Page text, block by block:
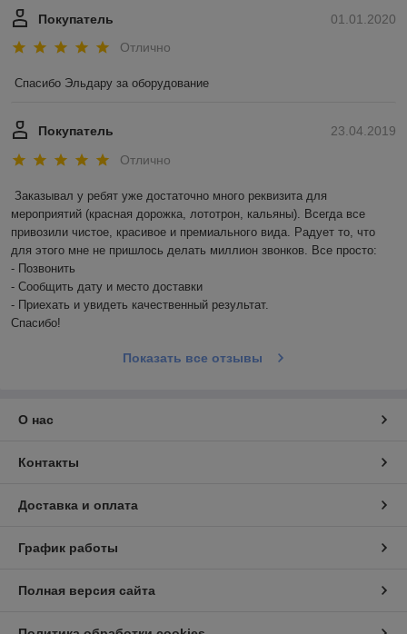
01.01.2020
Покупатель
Отлично
Спасибо Эльдару за оборудование
23.04.2019
Покупатель
Отлично
Заказывал у ребят уже достаточно много реквизита для
мероприятий (красная дорожка, лототрон, кальяны). Всегда все
привозили чистое, красивое и премиального вида. Радует то, что
для этого мне не пришлось делать миллион звонков. Все просто:
- Позвонить
- Сообщить дату и место доставки
- Приехать и увидеть качественный результат.
Спасибо!
Показать все отзывы
О нас
Контакты
Доставка и оплата
График работы
Полная версия сайта